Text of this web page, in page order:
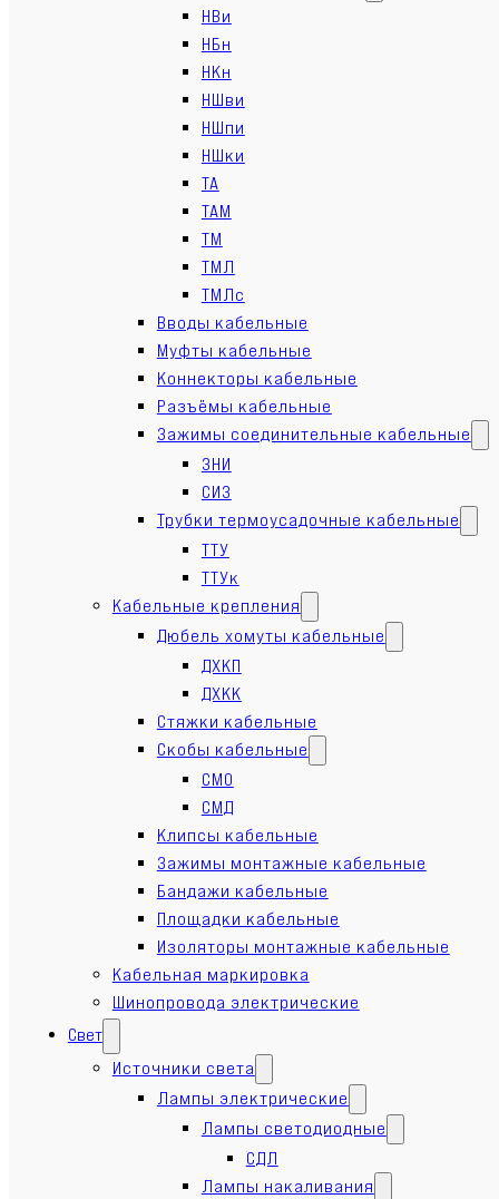
НВи
НБн
НКн
НШви
НШпи
НШки
ТА
ТАМ
ТМ
ТМЛ
ТМЛс
Вводы кабельные
Муфты кабельные
Коннекторы кабельные
Разъёмы кабельные
Зажимы соединительные кабельные
ЗНИ
СИЗ
Трубки термоусадочные кабельные
ТТУ
ТТУк
Кабельные крепления
Дюбель хомуты кабельные
ДХКП
ДХКК
Стяжки кабельные
Скобы кабельные
СМО
СМД
Клипсы кабельные
Зажимы монтажные кабельные
Бандажи кабельные
Площадки кабельные
Изоляторы монтажные кабельные
Кабельная маркировка
Шинопровода электрические
Свет
Источники света
Лампы электрические
Лампы светодиодные
СДЛ
Лампы накаливания